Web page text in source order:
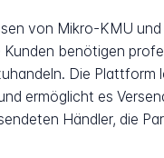
von Mikro-KMU
benötigen
Die
ermöglicht es
Händler, die